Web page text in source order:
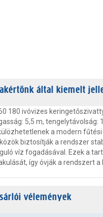
által kiemelt
180 ivóvizes
5,5 m, tengelytávolság:
a modern
biztosítják a rendszer
víz fogadásával. Ezek a
így óvják a rendszert a
vélemények